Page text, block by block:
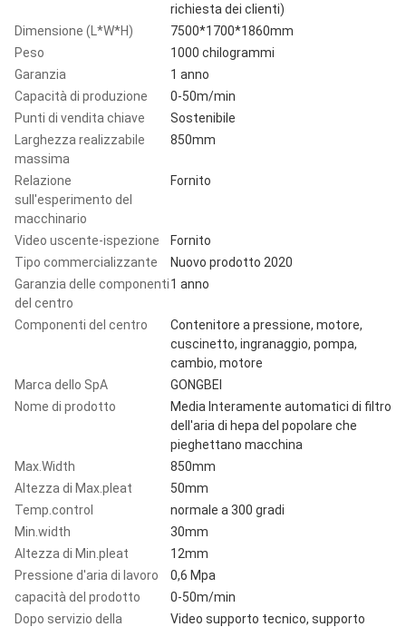
richiesta dei clienti)
Dimensione (L*W*H)
7500*1700*1860mm
Peso
1000 chilogrammi
Garanzia
1 anno
Capacità di produzione
0-50m/min
Punti di vendita chiave
Sostenibile
Larghezza realizzabile
massima
850mm
Relazione
sull'esperimento del
macchinario
Fornito
Video uscente-ispezione
Fornito
Tipo commercializzante
Nuovo prodotto 2020
Garanzia delle componenti
del centro
1 anno
Componenti del centro
Contenitore a pressione, motore,
cuscinetto, ingranaggio, pompa,
cambio, motore
Marca dello SpA
GONGBEI
Nome di prodotto
Media Interamente automatici di filtro
dell'aria di hepa del popolare che
pieghettano macchina
Max.Width
850mm
Altezza di Max.pleat
50mm
Temp.control
normale a 300 gradi
Min.width
30mm
Altezza di Min.pleat
12mm
Pressione d'aria di lavoro
0,6 Mpa
capacità del prodotto
0-50m/min
Dopo servizio della
Video supporto tecnico, supporto